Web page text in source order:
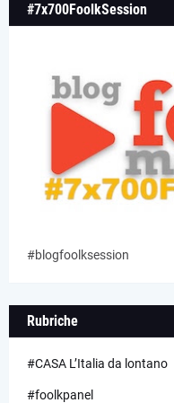
#7x700FoolkSession
#blogfoolksession
Rubriche
#CASA L’Italia da lontano
#foolkpanel